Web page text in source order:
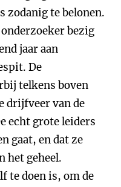
zodanig te belonen.
bezig
jaar aan
De
telkens boven
drijfveer van de
echt grote leiders
gaat, en dat ze
het geheel.
te doen is, om de